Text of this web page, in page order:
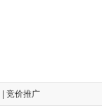
竞价推广